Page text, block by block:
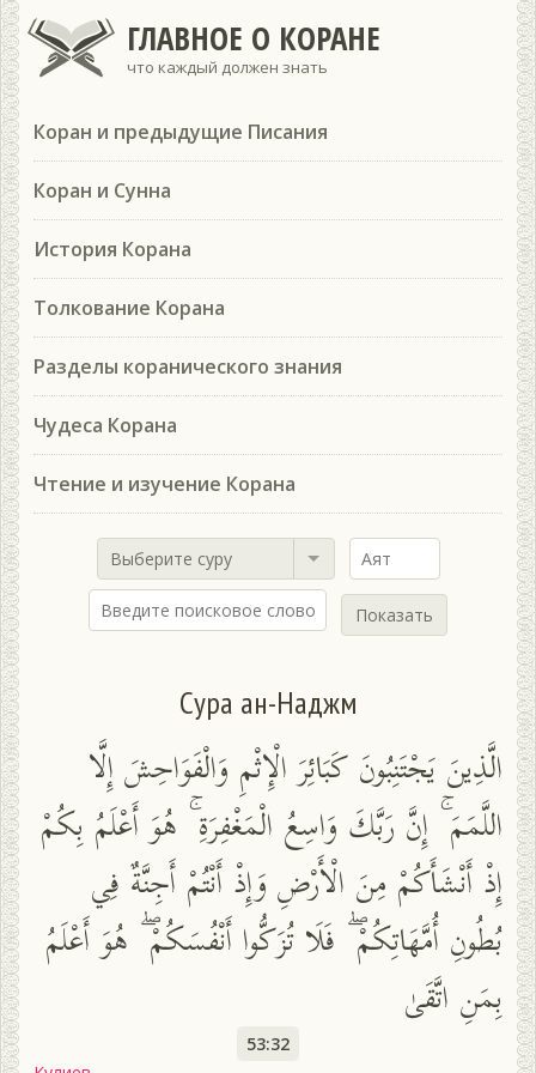
ГЛАВНОЕ О КОРАНЕ
что каждый должен знать
Коран и предыдущие Писания
Коран и Сунна
История Корана
Толкование Корана
Разделы коранического знания
Чудеса Корана
Чтение и изучение Корана
Выберите суру
Показать
Сура ан-Наджм
الَّذِينَ يَجْتَنِبُونَ كَبَائِرَ الْإِثْمِ وَالْفَوَاحِشَ إِلَّا
اللَّمَمَ ۚ إِنَّ رَبَّكَ وَاسِعُ الْمَغْفِرَةِ ۚ هُوَ أَعْلَمُ بِكُمْ
إِذْ أَنْشَأَكُمْ مِنَ الْأَرْضِ وَإِذْ أَنْتُمْ أَجِنَّةٌ فِي
بُطُونِ أُمَّهَاتِكُمْ ۖ فَلَا تُزَكُّوا أَنْفُسَكُمْ ۖ هُوَ أَعْلَمُ
بِمَنِ اتَّقَىٰ
53:32